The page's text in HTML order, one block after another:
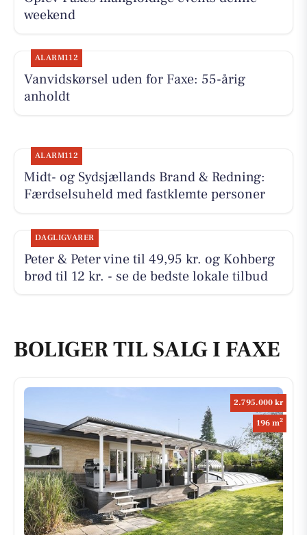
weekend
ALARM112
Vanvidskørsel uden for Faxe: 55-årig
anholdt
ALARM112
Midt- og Sydsjællands Brand & Redning:
Færdselsuheld med fastklemte personer
DAGLIGVARER
Peter & Peter vine til 49,95 kr. og Kohberg
brød til 12 kr. - se de bedste lokale tilbud
BOLIGER TIL SALG I FAXE
2.795.000 kr
196 m2